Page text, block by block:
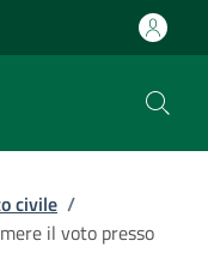
civile /
il voto presso